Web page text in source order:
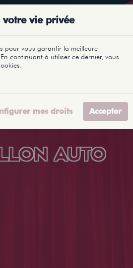
AUTO
votre vie privée
pour vous garantir la meilleure
continuant à utiliser ce dernier, vous
mes droits Accepter